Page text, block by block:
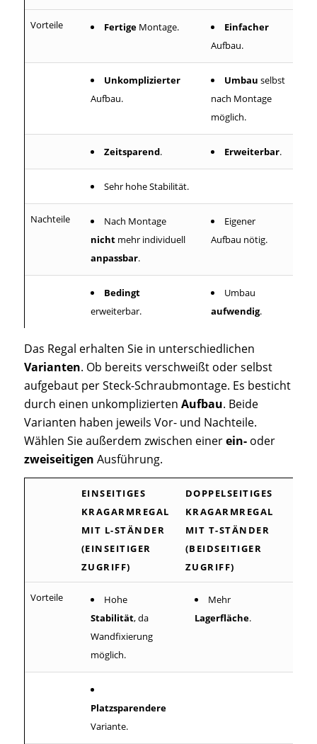
Vorteile FertigeMontage.
Einfacher
Aufbau.
Unkomplizierter
Aufbau.
Umbau selbst
nach Montage
möglich.
Zeitsparend. Erweiterbar.
Sehr hohe Stabilität.
Nachteile
Nach Montage
nichtmehr individuell
anpassbar.
Eigener
Aufbau nötig.
Bedingt
erweiterbar.
Umbau
aufwendig.
Das Regal erhalten Sie in unterschiedlichen
Varianten. Ob bereits verschweißt oder selbst
aufgebaut per Steck-Schraubmontage. Es besticht
durch einen unkomplizierten Aufbau. Beide
Varianten haben jeweils Vor- und Nachteile.
Wählen Sie außerdem zwischen einerein-oder
zweiseitigen Ausführung.
EINSEITIGES
KRAGARMREGAL
MIT L-STÄNDER
(EINSEITIGER
ZUGRIFF)
DOPPELSEITIGES
KRAGARMREGAL
MIT T-STÄNDER
(BEIDSEITIGER
ZUGRIFF)
Vorteile
Hohe
Stabilität, da
Wandfixierung
möglich.
Mehr
Lagerfläche.
Platzsparendere
Variante.